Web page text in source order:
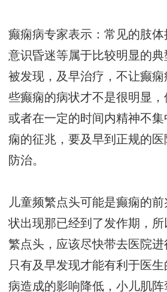
癫痫病专家表示：常见的肢体
意识昏迷等属于比较明显的
被发现，及早治疗，不让癫
些癫痫的病状才不是很明显
或者在一定的时间内精神不
痫的征兆，要及早到正规的
防治。
儿童频繁点头可能是癫痫的
状出现那已经到了发作期，
繁点头，应该尽快带去医院进
只有及早发现才能有利于医
病造成的影响降低，小儿肌